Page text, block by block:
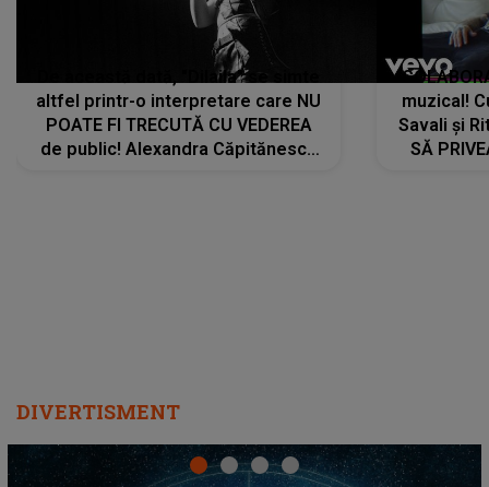
De această dată, "Dilaila" se simte
altfel printr-o interpretare care NU
POATE FI TRECUTĂ CU VEDEREA
de public! Alexandra Căpitănescu
muzical!
Savali și
SĂ
DIVERTISMENT